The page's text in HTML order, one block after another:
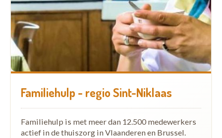
Familiehulp - regio Sint-Niklaas
Familiehulp is met meer dan 12.500 medewerkers
actief in de thuiszorg in Vlaanderen en Brussel.